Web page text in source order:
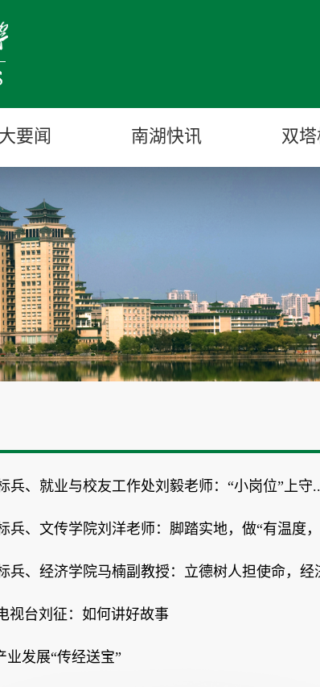
要闻 南湖快讯 双
兵、就业与校友工作处刘毅老师：“小岗位”上守
兵、文传学院刘洋老师：脚踏实地，做“有温度
兵、经济学院马楠副教授：立德树人担使命，经
视台刘征：如何讲好故事
发展“传经送宝”